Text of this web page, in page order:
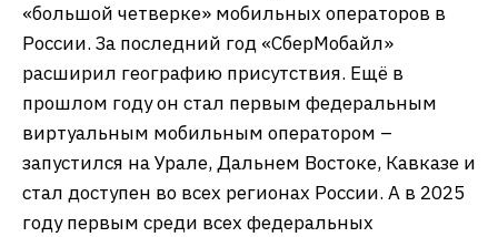
«большой четверке» мобильных операторов в
России. За последний год «СберМобайл»
расширил географию присутствия. Ещё в
прошлом году он стал первым федеральным
виртуальным мобильным оператором –
запустился на Урале, Дальнем Востоке, Кавказе и
стал доступен во всех регионах России. А в 2025
году первым среди всех федеральных